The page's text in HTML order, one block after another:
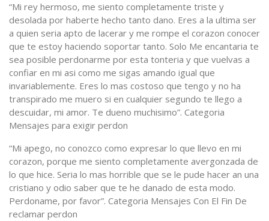
“Mi rey hermoso, me siento completamente triste y
desolada por haberte hecho tanto dano. Eres a la ultima ser
a quien seria apto de lacerar y me rompe el corazon conocer
que te estoy haciendo soportar tanto. Solo Me encantari­a te
sea posible perdonarme por esta tonteria y que vuelvas a
confiar en mi asi­ como me sigas amando igual que
invariablemente. Eres lo mas costoso que tengo y no ha
transpirado me muero si en cualquier segundo te llego a
descuidar, mi amor. Te dueno muchisimo”. Categoria
Mensajes para exigir perdon
“Mi apego, no conozco como expresar lo que llevo en mi
corazon, porque me siento completamente avergonzada de
lo que hice. Seri­a lo mas horrible que se le pude hacer an una
cristiano y odio saber que te he danado de esta modo.
Perdoname, por favor”. Categoria Mensajes Con El Fin De
reclamar perdon